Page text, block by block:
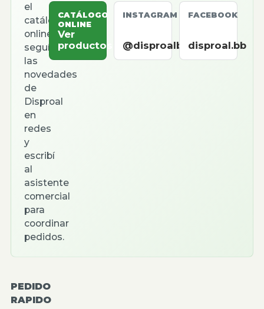
el
catálogo
online,
seguí
las
novedades
de
Disproal
en
redes
y
escribí
al
asistente
comercial
para
coordinar
pedidos.
CATÁLOGO
ONLINE
Ver
productos
INSTAGRAM
@disproalbb
FACEBOOK
disproal.bb
PEDIDO
RAPIDO